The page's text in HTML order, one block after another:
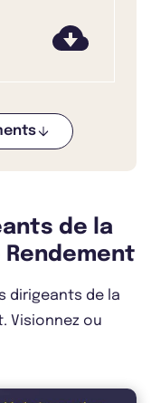
de la
Rendement
dirigeants de la
Visionnez ou